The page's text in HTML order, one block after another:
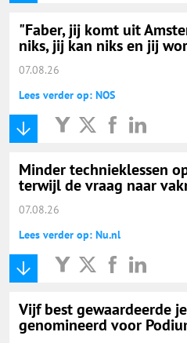
"Faber, jij komt uit
niks, jij kan niks en jij
07.08.26
Lees verder op: NOS
Minder technieklessen
terwijl de vraag naar
07.08.26
Lees verder op: Nu.nl
Vijf best gewaardeerde
genomineerd voor